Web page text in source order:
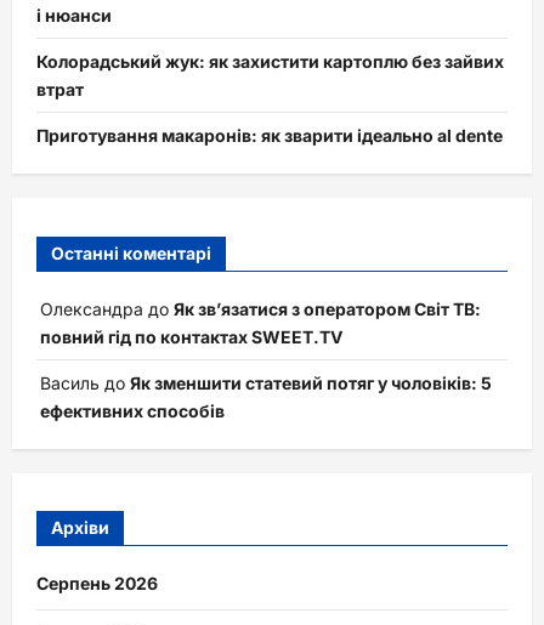
і нюанси
Колорадський жук: як захистити картоплю без зайвих
втрат
Приготування макаронів: як зварити ідеально al dente
Останні коментарі
Олександра до Як зв’язатися з оператором Світ ТВ:
повний гід по контактах SWEET.TV
Василь до Як зменшити статевий потяг у чоловіків: 5
ефективних способів
Архіви
Серпень 2026